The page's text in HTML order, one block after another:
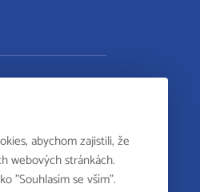
abychom zajistili, že
webových stránkách.
"Souhlasím se vším".
v